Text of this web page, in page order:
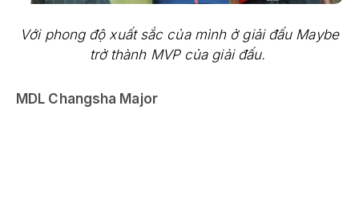
Với phong độ xuất sắc của mình ở giải đấu Maybe
trở thành MVP của giải đấu.
MDL Changsha Major